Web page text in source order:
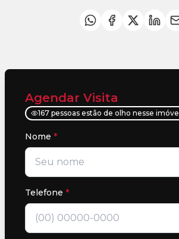
Agendar Visita
167 pessoas estão de olho nesse imóvel
Nome *
Telefone *